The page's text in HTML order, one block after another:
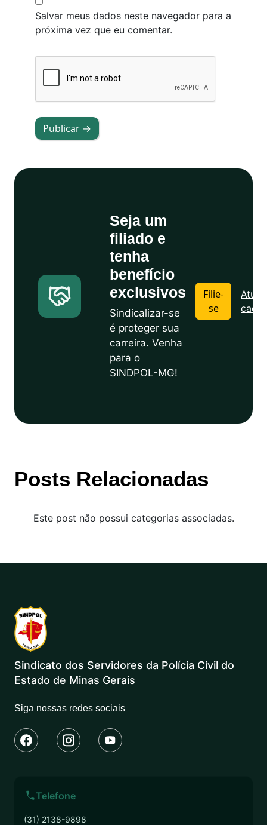
Salvar meus dados neste navegador para a
próxima vez que eu comentar.
Publicar →
Seja um
filiado e
tenha
benefício
exclusivos
Sindicalizar-se
é proteger sua
carreira. Venha
para o
SINDPOL-MG!
Filie-
se
Posts Relacionadas
Este post não possui categorias associadas.
Sindicato dos Servidores da Polícia Civil do
Estado de Minas Gerais
Siga nossas redes sociais
Telefone
(31) 2138-9898